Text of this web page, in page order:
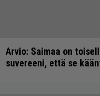
Arvio: Saimaa on
suvereeni, että se